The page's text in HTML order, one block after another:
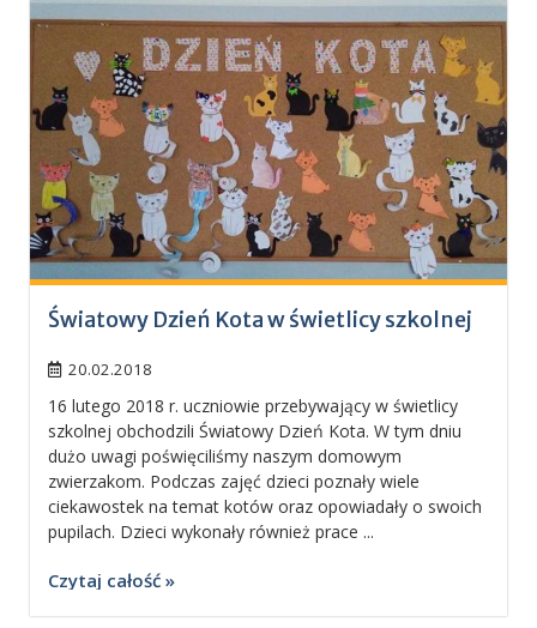
Światowy Dzień Kota w świetlicy szkolnej
20.02.2018
16 lutego 2018 r. uczniowie przebywający w świetlicy
szkolnej obchodzili Światowy Dzień Kota. W tym dniu
dużo uwagi poświęciliśmy naszym domowym
zwierzakom. Podczas zajęć dzieci poznały wiele
ciekawostek na temat kotów oraz opowiadały o swoich
pupilach. Dzieci wykonały również prace ...
Czytaj całość »